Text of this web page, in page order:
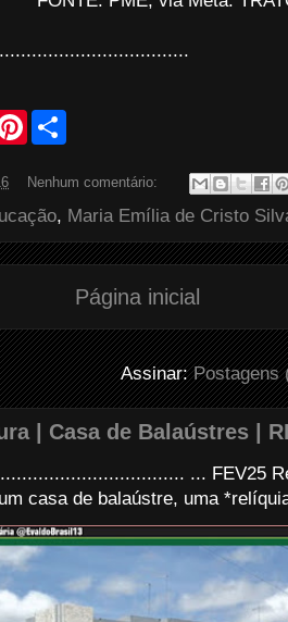
P
e
e
s
t
e
Nenhum comentário:
, Maria Emília de Cristo
Página inicial
Assinar:Postagens
| Casa de Balaústres |
... FEV25
casa de balaústre, uma